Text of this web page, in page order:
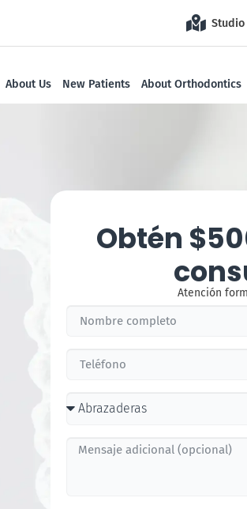
Studio
About Us New Patients About Orthodontics
Obtén
Atención